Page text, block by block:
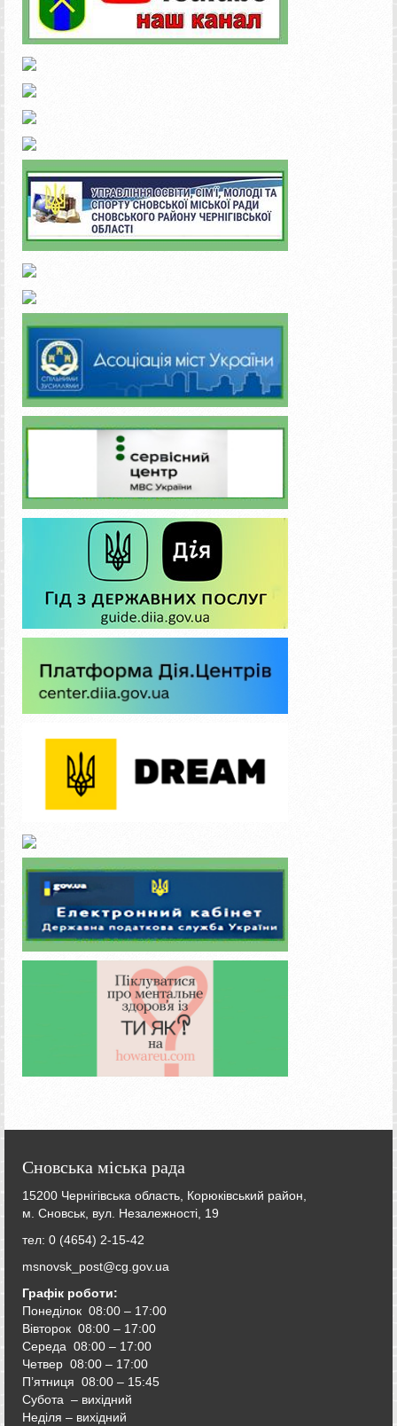
Сновська міська рада
15200 Чернігівська область, Корюківський район,
м. Сновськ, вул. Незалежності, 19
тел: 0 (4654) 2-15-42
msnovsk_post@cg.gov.ua
Графік роботи:
Понеділок 08:00 – 17:00
Вівторок 08:00 – 17:00
Середа 08:00 – 17:00
Четвер 08:00 – 17:00
П’ятниця 08:00 – 15:45
Субота – вихідний
Неділя – вихідний